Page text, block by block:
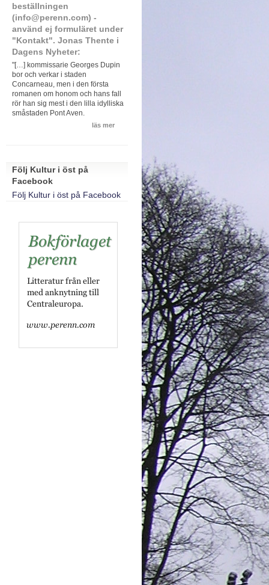
beställningen
(info@perenn.com) -
använd ej formuläret under
"Kontakt". Jonas Thente i
Dagens Nyheter:
"[…] kommissarie Georges Dupin
bor och verkar i staden
Concarneau, men i den första
romanen om honom och hans fall
rör han sig mest i den lilla idylliska
småstaden Pont Aven.
läs mer
Följ Kultur i öst på
Facebook
Följ Kultur i öst på Facebook